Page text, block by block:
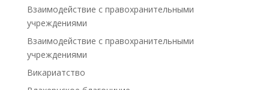
Взаимодействие с правохранительными
учреждениями
Взаимодействие с правохранительными
учреждениями
Викариатство